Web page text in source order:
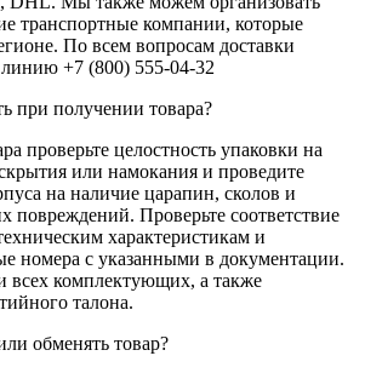
транспортные компании, которые
По всем вопросам доставки
+7 (800) 555-04-32
при получении товара?
проверьте целостность упаковки на
или намокания и проведите
на наличие царапин, сколов и
повреждений. Проверьте соответствие
характеристикам и
номера с указанными в документации.
всех комплектующих, а также
талона.
обменять товар?